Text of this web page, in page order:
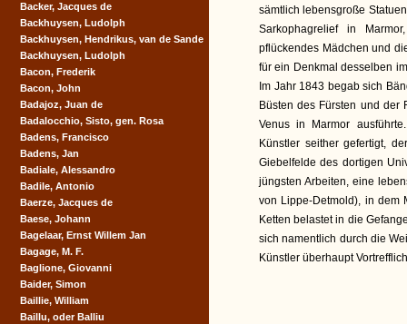
sämtlich lebensgroße
Sarkophagrelief in
pflückendes Mädchen und
für ein Denkmal desselben
Im Jahr 1843 begab sich
Büsten des Fürsten und der
Venus in Marmor
Künstler seither gefertigt,
Giebelfelde des dortigen
jüngsten Arbeiten, eine
von Lippe-Detmold), in dem
Ketten belastet in die
sich namentlich durch die
Künstler überhaupt
Backer, Jacques de
Backhuysen, Ludolph
Backhuysen, Hendrikus, van de Sande
Backhuysen, Ludolph
Bacon, Frederik
Bacon, John
Badajoz, Juan de
Badalocchio, Sisto, gen. Rosa
Badens, Francisco
Badens, Jan
Badiale, Alessandro
Badile, Antonio
Baerze, Jacques de
Baese, Johann
Bagelaar, Ernst Willem Jan
Bagage, M. F.
Baglione, Giovanni
Baider, Simon
Baillie, William
Baillu, oder Balliu